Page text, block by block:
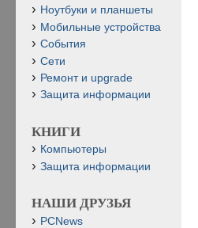
Ноутбуки и планшеты
Мобильные устройства
События
Сети
Ремонт и upgrade
Защита информации
КНИГИ
Компьютеры
Защита информации
НАШИ ДРУЗЬЯ
PCNews